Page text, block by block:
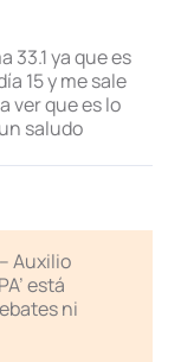
33.1 ya que es
15 y me sale
ver que es lo
saludo
Auxilio
está
ni